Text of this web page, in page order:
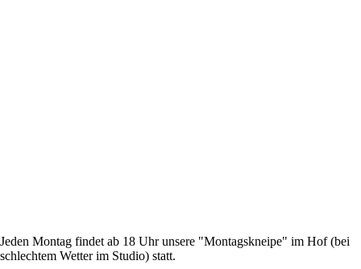
Jeden Montag findet ab 18 Uhr unsere "Montagskneipe" im Hof (bei
schlechtem Wetter im Studio) statt.